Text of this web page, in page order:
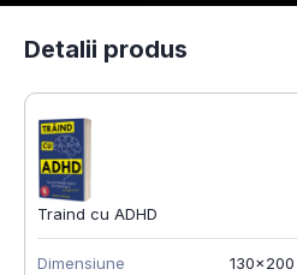
Detalii produs
Traind cu ADHD
Dimensiune 130x200